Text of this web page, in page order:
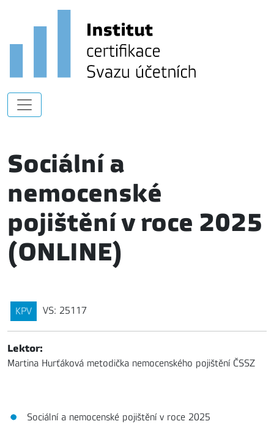
Sociální a
nemocenské
pojištění v roce 2025
(ONLINE)
KPV VS: 25117
Lektor:
Martina Hurťáková metodička nemocenského pojištění ČSSZ
Sociální a nemocenské pojištění v roce 2025